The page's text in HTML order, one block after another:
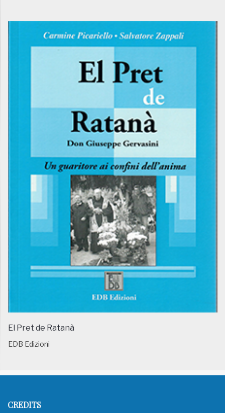
El Pret de Ratanà
EDB Edizioni
CREDITS